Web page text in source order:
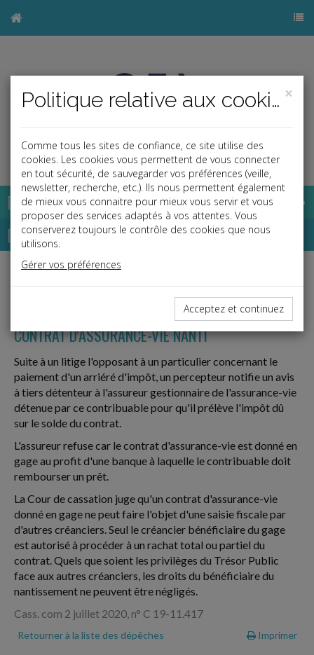
Base documentaire
Dépêches
CONTRAT D'ASSURANCE-VIE NANTI
Suite à un litige l'opposant à un particulier concernant le
paiement d'un arriéré d'impôt, un percepteur notifie un avis
à tiers détenteur à l'assureur gestionnaire de l'assurance-vie
détenue par ce contribuable pour qu'il prélève l'impôt dû
sur le solde du contrat.
L'assureur refuse car le contrat d'assurance-vie est donné en
gage au profit d'une banque à laquelle le contribuable doit
rembourser un prêt.
La Cour de cassation juge qu'un contrat d'assurance-vie
donné en gage ne peut faire l'objet d'une saisie fiscale par
d'autres créanciers. Seul le créancier bénéficiaire du gage
est autorisé à procéder à un rachat total ou partiel du
contrat. Quels que soient les privilèges du Trésor Public
face aux autres créanciers, les droits du bénéficiaire du
nantissement ne peuvent être négligés.
Cass. com 2 juillet 2020, n° C 19-11.417
Retourner à la liste des dépêches Imprimer
×
Politique relative aux cookies
Comme tous les sites de confiance, ce site utilise des
cookies. Les cookies vous permettent de vous connecter
en tout sécurité, de sauvegarder vos préférences (veille,
newsletter, recherche, etc.). Ils nous permettent également
de mieux vous connaitre pour mieux vous servir et vous
proposer des services adaptés à vos attentes. Vous
conserverez toujours le contrôle des cookies que nous
utilisons.
Gérer vos préférences
Acceptez et continuez